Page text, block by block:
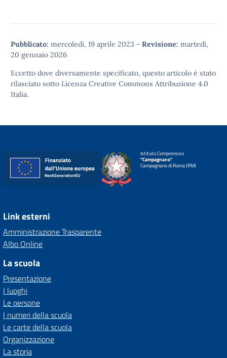
Pubblicato: mercoledì, 19 aprile 2023 - Revisione: martedì,
20 gennaio 2026
Eccetto dove diversamente specificato, questo articolo è stato
rilasciato sotto Licenza Creative Commons Attribuzione 4.0
Italia.
Istituto Comprensivo
"Campagnano"
Campagnano di Roma (RM)
Link esterni
Amministrazione Trasparente
Albo Online
La scuola
Presentazione
I luoghi
Le persone
I numeri della scuola
Le carte della scuola
Organizzazione
La storia